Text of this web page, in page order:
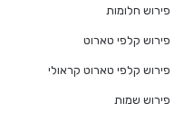
פירוש חלומות
פירוש קלפי טארוט
פירוש קלפי טארוט קראולי
פירוש שמות